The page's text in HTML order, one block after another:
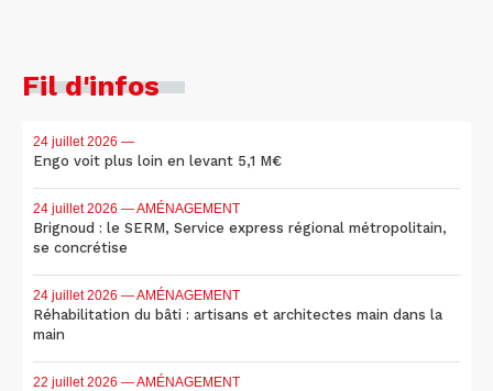
Fil d'infos
24 juillet 2026 —
Engo voit plus loin en levant 5,1 M€
24 juillet 2026 — AMÉNAGEMENT
Brignoud : le SERM, Service express régional métropolitain,
se concrétise
24 juillet 2026 — AMÉNAGEMENT
Réhabilitation du bâti : artisans et architectes main dans la
main
22 juillet 2026 — AMÉNAGEMENT